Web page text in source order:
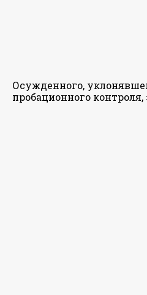
Осужденного,
пробационного